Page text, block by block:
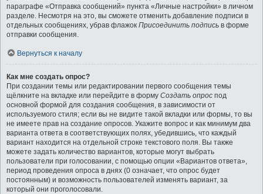
параграфе «Отправка сообщений» пункта «Личные настройки» в личном
разделе. Несмотря на это, вы сможете отменить добавление подписи в
отдельных сообщениях, убрав флажок Присоединить подпись в форме
отправки сообщения.
Вернуться к началу
Как мне создать опрос?
При создании темы или редактировании первого сообщения темы
щёлкните на вкладке или перейдите в форму Создать опрос под
основной формой для создания сообщения, в зависимости от
используемого стиля; если вы не видите такой вкладки или формы, то вы
не имеете прав на создание опросов. Укажите вопрос и как минимум два
варианта ответа в соответствующих полях, убедившись, что каждый
вариант находится на отдельной строке текстового поля. Вы также
можете задать количество вариантов, которые могут выбрать
пользователи при голосовании, с помощью опции «Вариантов ответа»,
период проведения опроса в днях (0 означает, что опрос будет
постоянным) и возможность пользователей изменять вариант, за
который они проголосовали.